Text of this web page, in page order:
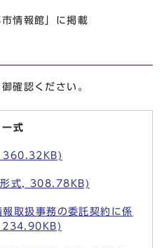
情報館」に掲載
確認ください。
式
360.32KB)
式, 308.78KB)
報取扱事務の委託契約に係
234.90KB)